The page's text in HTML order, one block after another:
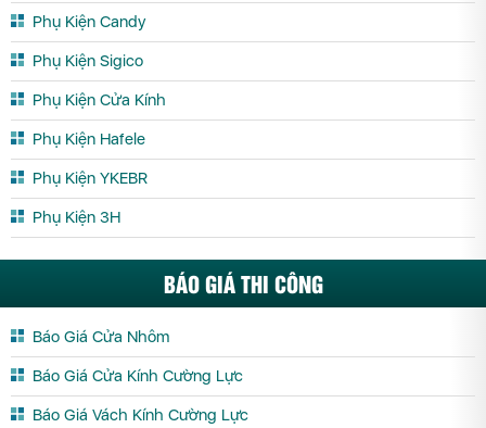
Phụ Kiện Candy
Phụ Kiện Sigico
Phụ Kiện Cửa Kính
Phụ Kiện Hafele
Phụ Kiện YKEBR
Phụ Kiện 3H
BÁO GIÁ THI CÔNG
Báo Giá Cửa Nhôm
Báo Giá Cửa Kính Cường Lực
Báo Giá Vách Kính Cường Lực